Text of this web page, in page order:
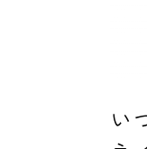
い